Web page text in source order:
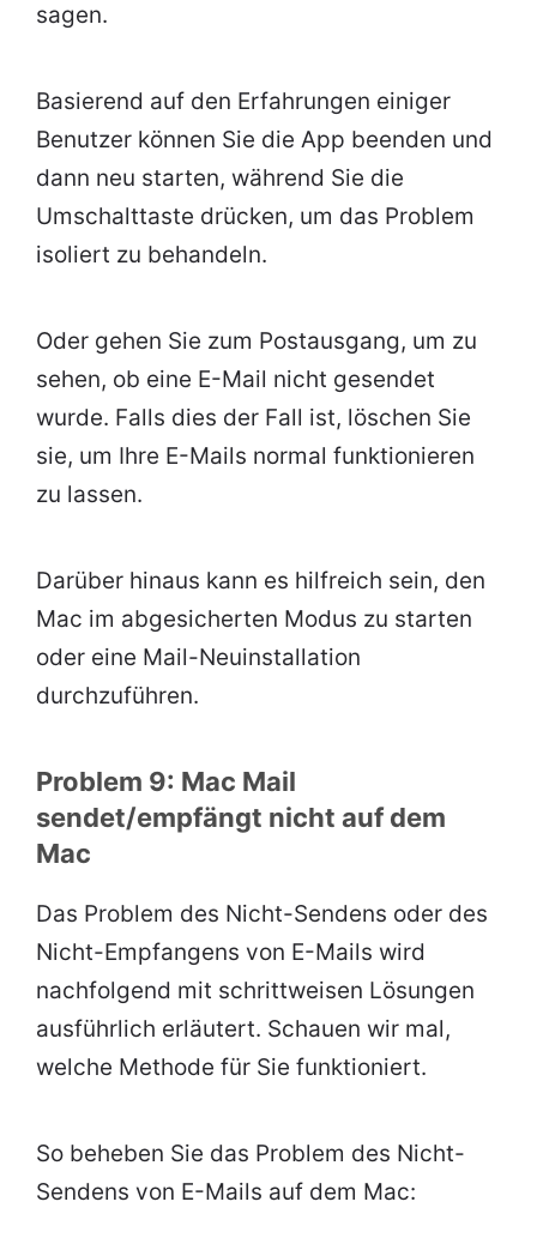
sagen.
Basierend auf den Erfahrungen einiger
Benutzer können Sie die App beenden und
dann neu starten, während Sie die
Umschalttaste drücken, um das Problem
isoliert zu behandeln.
Oder gehen Sie zum Postausgang, um zu
sehen, ob eine E-Mail nicht gesendet
wurde. Falls dies der Fall ist, löschen Sie
sie, um Ihre E-Mails normal funktionieren
zu lassen.
Darüber hinaus kann es hilfreich sein, den
Mac im abgesicherten Modus zu starten
oder eine Mail-Neuinstallation
durchzuführen.
Problem 9: Mac Mail
sendet/empfängt nicht auf dem
Mac
Das Problem des Nicht-Sendens oder des
Nicht-Empfangens von E-Mails wird
nachfolgend mit schrittweisen Lösungen
ausführlich erläutert. Schauen wir mal,
welche Methode für Sie funktioniert.
So beheben Sie das Problem des Nicht-
Sendens von E-Mails auf dem Mac: